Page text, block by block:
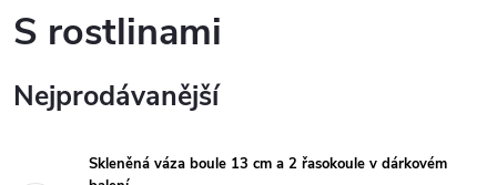
S rostlinami
Nejprodávanější
Skleněná váza boule 13 cm a 2 řasokoule v dárkovém